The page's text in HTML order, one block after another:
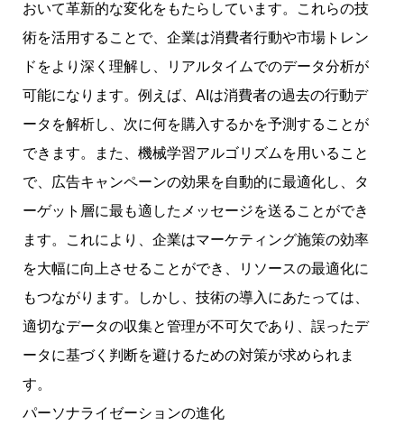
おいて革新的な変化をもたらしています。これらの技
術を活用することで、企業は消費者行動や市場トレン
ドをより深く理解し、リアルタイムでのデータ分析が
可能になります。例えば、AIは消費者の過去の行動デ
ータを解析し、次に何を購入するかを予測することが
できます。また、機械学習アルゴリズムを用いること
で、広告キャンペーンの効果を自動的に最適化し、タ
ーゲット層に最も適したメッセージを送ることができ
ます。これにより、企業はマーケティング施策の効率
を大幅に向上させることができ、リソースの最適化に
もつながります。しかし、技術の導入にあたっては、
適切なデータの収集と管理が不可欠であり、誤ったデ
ータに基づく判断を避けるための対策が求められま
す。
パーソナライゼーションの進化